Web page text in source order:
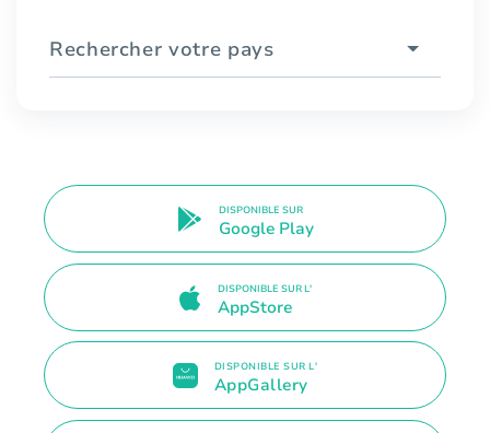
Rechercher votre pays
DISPONIBLE SUR
Google Play
DISPONIBLE SUR L'
AppStore
DISPONIBLE SUR L'
AppGallery